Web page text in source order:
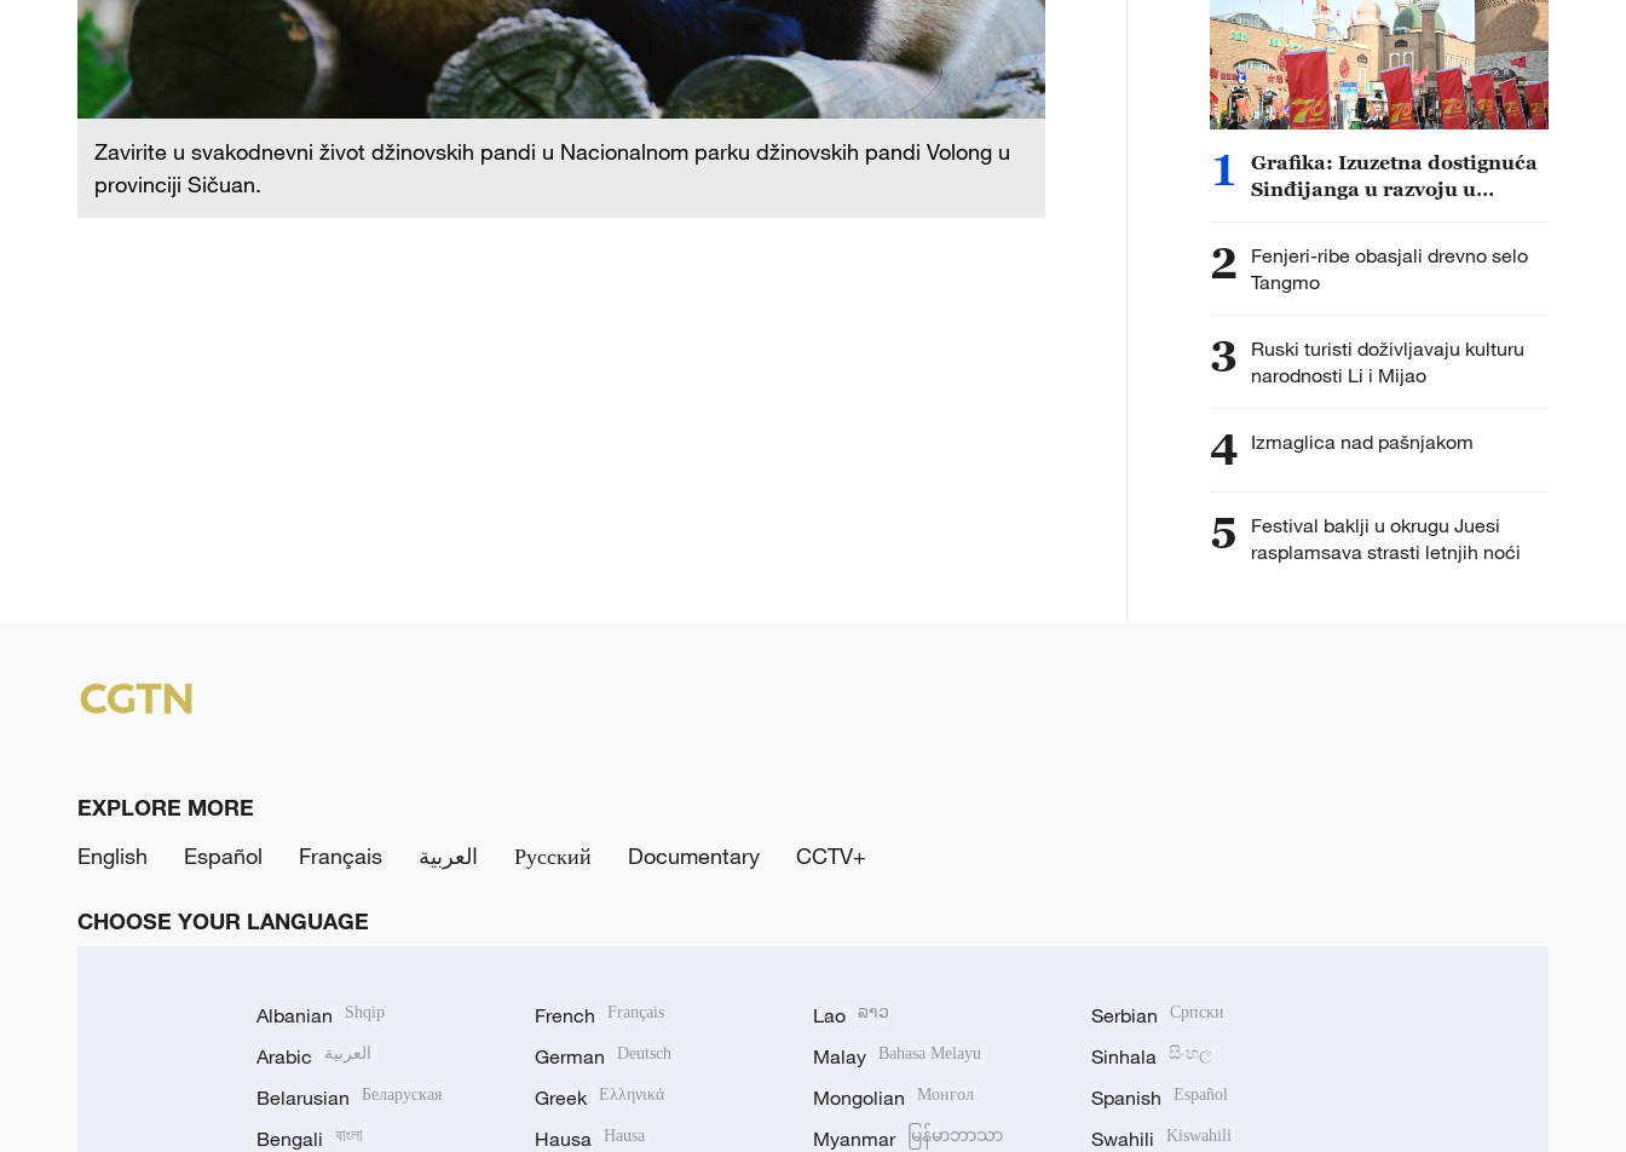
Zavirite u svakodnevni život džinovskih pandi u Nacionalnom parku džinovskih pandi Volong u
provinciji Sičuan.
provinciji Sičuan.
1
Grafika: Izuzetna dostignuća
Sinđijanga u razvoju u
2
Fenjeri-ribe obasjali drevno selo
Tangmo
3
Ruski turisti doživljavaju kulturu
narodnosti Li i Mijao
4 Izmaglica nad pašnjakom
5
Festival baklji u okrugu Juesi
rasplamsava strasti letnjih noći
EXPLORE MORE
English
Español Français العربية Русский Documentary CCTV+
CHOOSE YOUR LANGUAGE
Albanian Shqip
Arabic العربية
Belarusian Беларуская
Bengali বাংলা
French Français
German Deutsch
Greek Ελληνικά
Hausa Hausa
Lao ລາວ
Malay Bahasa Melayu
Mongolian Монгол
Myanmar မြန်မာဘာသာ
Serbian Српски
Sinhala සිංහල
Spanish Español
Swahili Kiswahili